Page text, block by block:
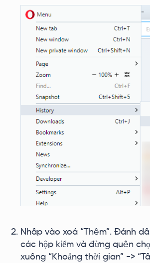
Nhấp vào xoá “Thêm”. Đánh
các hộp kiểm và đừng quên
xuống “Khoảng thời gian” ->